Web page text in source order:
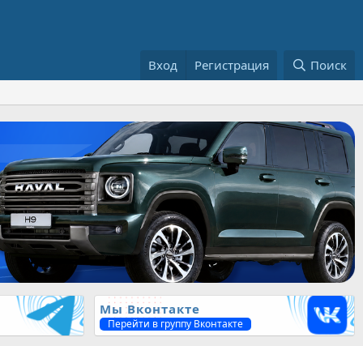
Вход Регистрация Поиск
Мы Вконтакте
Перейти в группу Вконтакте